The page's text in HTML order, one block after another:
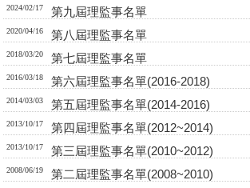
2024/02/17 第九屆理監事名單
2020/04/16 第八屆理監事名單
2018/03/20 第七屆理監事名單
2016/03/18 第六屆理監事名單(2016-2018)
2014/03/03 第五屆理監事名單(2014-2016)
2013/10/17 第四屆理監事名單(2012~2014)
2013/10/17 第三屆理監事名單(2010~2012)
2008/06/19 第二屆理監事名單(2008~2010)